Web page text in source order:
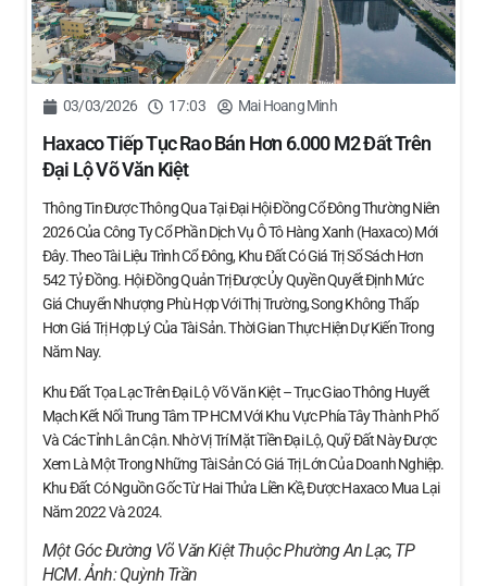
03/03/2026 17:03 Mai Hoang Minh
Haxaco Tiếp Tục Rao Bán Hơn 6.000 M2 Đất Trên
Đại Lộ Võ Văn Kiệt
Thông Tin Được Thông Qua Tại Đại Hội Đồng Cổ Đông Thường Niên
2026 Của Công Ty Cổ Phần Dịch Vụ Ô Tô Hàng Xanh (Haxaco) Mới
Đây. Theo Tài Liệu Trình Cổ Đông, Khu Đất Có Giá Trị Sổ Sách Hơn
542 Tỷ Đồng. Hội Đồng Quản Trị Được Ủy Quyền Quyết Định Mức
Giá Chuyển Nhượng Phù Hợp Với Thị Trường, Song Không Thấp
Hơn Giá Trị Hợp Lý Của Tài Sản. Thời Gian Thực Hiện Dự Kiến Trong
Năm Nay.
Khu Đất Tọa Lạc Trên Đại Lộ Võ Văn Kiệt – Trục Giao Thông Huyết
Mạch Kết Nối Trung Tâm TP HCM Với Khu Vực Phía Tây Thành Phố
Và Các Tỉnh Lân Cận. Nhờ Vị Trí Mặt Tiền Đại Lộ, Quỹ Đất Này Được
Xem Là Một Trong Những Tài Sản Có Giá Trị Lớn Của Doanh Nghiệp.
Khu Đất Có Nguồn Gốc Từ Hai Thửa Liền Kề, Được Haxaco Mua Lại
Năm 2022 Và 2024.
Một Góc Đường Võ Văn Kiệt Thuộc Phường An Lạc, TP
HCM. Ảnh:Quỳnh Trần